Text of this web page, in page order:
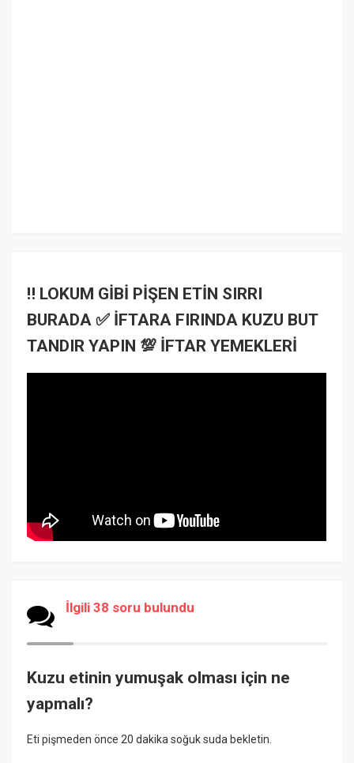
‼️ LOKUM GİBİ PİŞEN ETİN SIRRI
BURADA ✅ İFTARA FIRINDA KUZU BUT
TANDIR YAPIN 💯 İFTAR YEMEKLERİ
İlgili 38 soru bulundu
Kuzu etinin yumuşak olması için ne
yapmalı?
Eti pişmeden önce 20 dakika soğuk suda bekletin.